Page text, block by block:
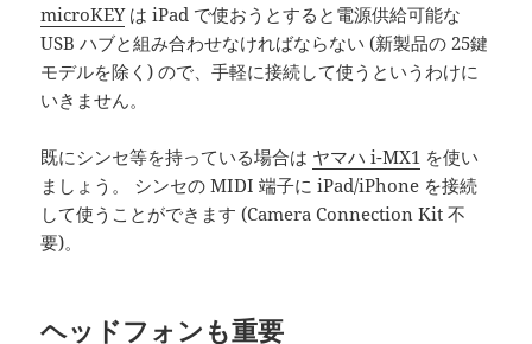
microKEYは iPad で使おうとすると電源供給可能な
USB ハブと組み合わせなければならない (新製品の 25鍵
モデルを除く) ので、手軽に接続して使うというわけに
いきません。
既にシンセ等を持っている場合は ヤマハ i-MX1 を使い
ましょう。 シンセの MIDI 端子に iPad/iPhone を接続
して使うことができます (Camera Connection Kit 不
要)。
ヘッドフォンも重要